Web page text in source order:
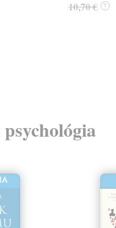
10,70 € ?